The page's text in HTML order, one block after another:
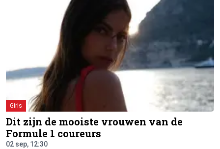
Girls
Dit zijn de mooiste vrouwen van de
Formule 1 coureurs
02 sep, 12:30